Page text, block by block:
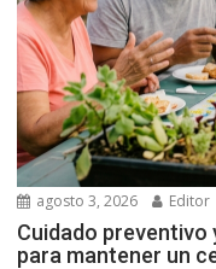
agosto 3, 2026 Editor
Cuidado preventivo
para mantener un